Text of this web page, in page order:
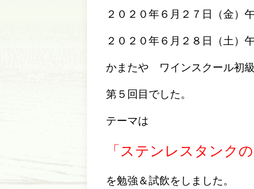
２０２０年６月２７日（金）
２０２０年６月２８日（土）
かまたや ワインスクール初級
第５回目でした。
テーマは
「ステンレスタンク
を勉強＆試飲をしました。